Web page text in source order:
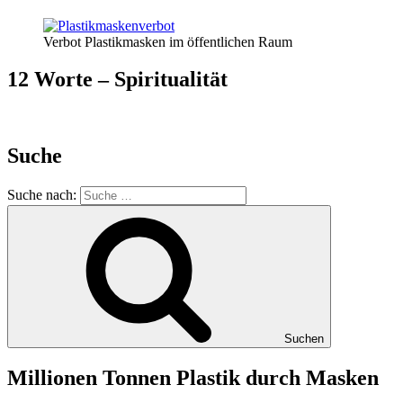
Verbot Plastikmasken im öffentlichen Raum
12 Worte – Spiritualität
Suche
Suche nach:
Suchen
Millionen Tonnen Plastik durch Masken